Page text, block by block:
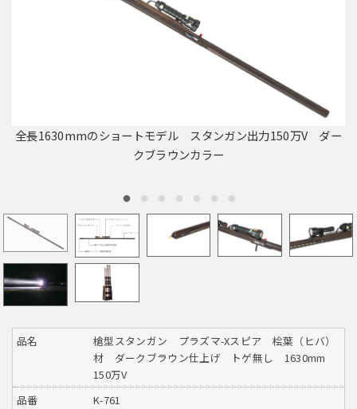
全長1630mmのショートモデル スタンガン出力150万V ダー
クブラウンカラー
品名
槍型スタンガン プラズマ-Xスピア 桧葉（ヒバ）
材 ダークブラウン仕上げ トゲ無し 1630mm
150万V
品番
K-761